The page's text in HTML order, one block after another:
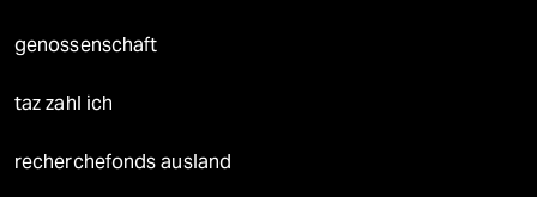
genossenschaft
taz zahl ich
recherchefonds ausland